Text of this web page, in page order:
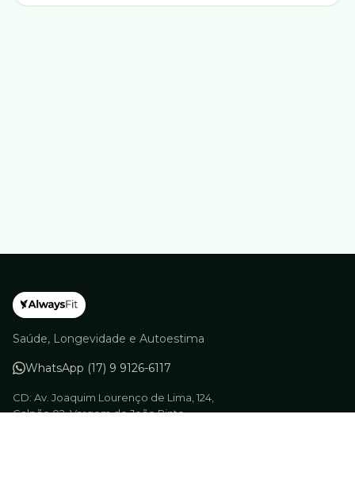
Saúde, Longevidade e Autoestima
WhatsApp (17) 9 9126-6117
CD: Av. Joaquim Lourenço de Lima, 124,
Galpão 02, Vargem do João Pinto,